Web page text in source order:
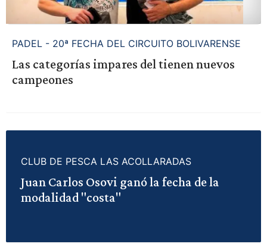
PADEL - 20ª FECHA DEL CIRCUITO BOLIVARENSE
Las categorías impares del tienen nuevos
campeones
CLUB DE PESCA LAS ACOLLARADAS
Juan Carlos Osovi ganó la fecha de la
modalidad "costa"